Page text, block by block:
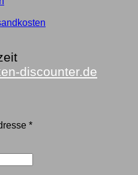
discounter.de
*Erforderlich